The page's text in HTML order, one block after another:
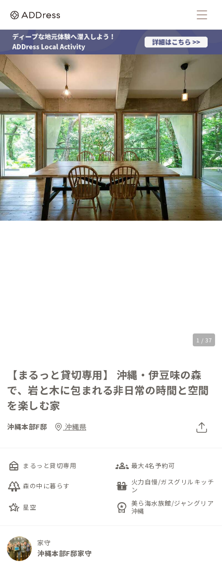
1 / 37
【まるっと貸切専用】 沖縄・伊豆味の森
で、岩と木に包まれる非日常の時間と空間
を楽しむ家
沖縄本部F邸 沖縄県
nest_multi_room まるっと貸切専用 groups_3 最大4名予約可
forest 森の中に暮らす countertops 火力自慢/ガスグリルキッチ
ン
hotel_class 星空 workspace_premium 美ら海水族館/ジャングリア
沖縄
家守
沖縄本部F邸家守